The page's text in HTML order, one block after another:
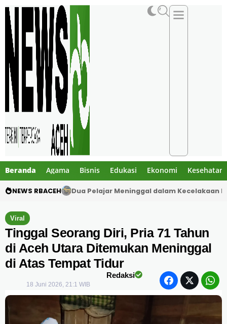
Beranda Agama Bisnis Edukasi Ekonomi Kesehatan
NEWS RBACEH Gibran Tegur Kadisdik Bireuen, Temukan 1
Viral
Tinggal Seorang Diri, Pria 71 Tahun
di Aceh Utara Ditemukan Meninggal
di Atas Tempat Tidur
Redaksi
18 Juni 2026, 21:1 WIB